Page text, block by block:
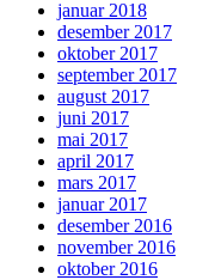
januar 2018
desember 2017
oktober 2017
september 2017
august 2017
juni 2017
mai 2017
april 2017
mars 2017
januar 2017
desember 2016
november 2016
oktober 2016